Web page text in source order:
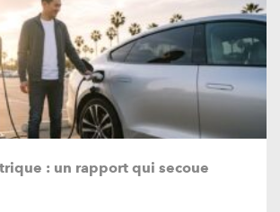
: un rapport qui secoue